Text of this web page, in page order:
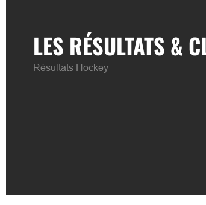
LES RÉSULTATS &
Résultats Hockey